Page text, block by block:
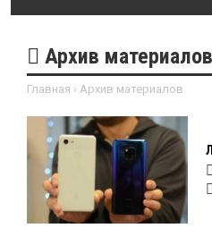
Архив материалов
Главная › Архив материалов